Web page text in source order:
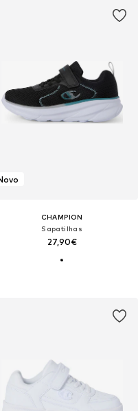
CHAMPION
Sapatilhas
27,90€